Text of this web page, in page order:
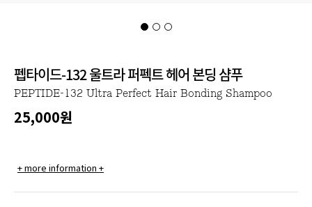
펩타이드-132 울트라 퍼펙트 헤어 본딩 샴푸
PEPTIDE-132 Ultra Perfect Hair Bonding Shampoo
25,000원
+ more information +